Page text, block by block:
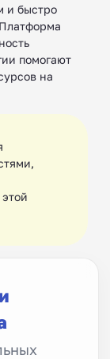
и быстро
помогают
на